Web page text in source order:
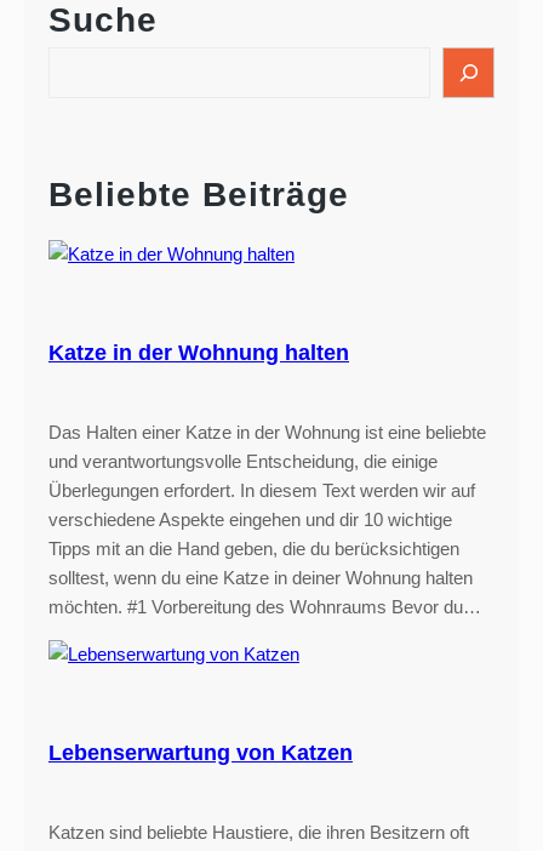
Suche
h
Beliebte Beiträge
Katze in der Wohnung halten
Das Halten einer Katze in der Wohnung ist eine beliebte
und verantwortungsvolle Entscheidung, die einige
Überlegungen erfordert. In diesem Text werden wir auf
verschiedene Aspekte eingehen und dir 10 wichtige
Tipps mit an die Hand geben, die du berücksichtigen
solltest, wenn du eine Katze in deiner Wohnung halten
möchten. #1 Vorbereitung des Wohnraums Bevor du…
Lebenserwartung von Katzen
Katzen sind beliebte Haustiere, die ihren Besitzern oft